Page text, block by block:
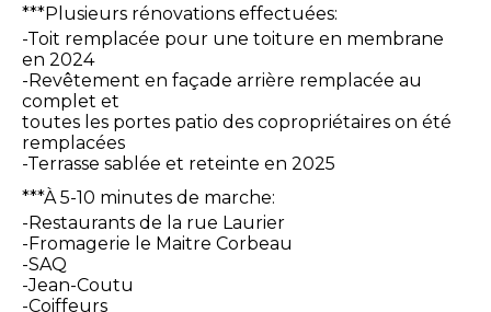
***Plusieurs rénovations effectuées:
-Toit remplacée pour une toiture en membrane
en 2024
-Revêtement en façade arrière remplacée au
complet et
toutes les portes patio des copropriétaires on été
remplacées
-Terrasse sablée et reteinte en 2025
***À 5-10 minutes de marche:
-Restaurants de la rue Laurier
-Fromagerie le Maitre Corbeau
-SAQ
-Jean-Coutu
-Coiffeurs